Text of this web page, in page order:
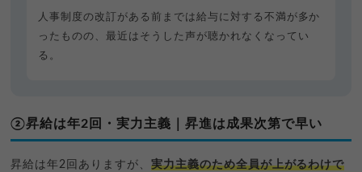
人事制度の改訂がある前までは給与に対する不満が多か
ったものの、最近はそうした声が聴かれなくなってい
る。
②昇給は年2回・実力主義｜昇進は成果次第で早い
昇給は年2回ありますが、 実力主義のため全員が上がるわけで